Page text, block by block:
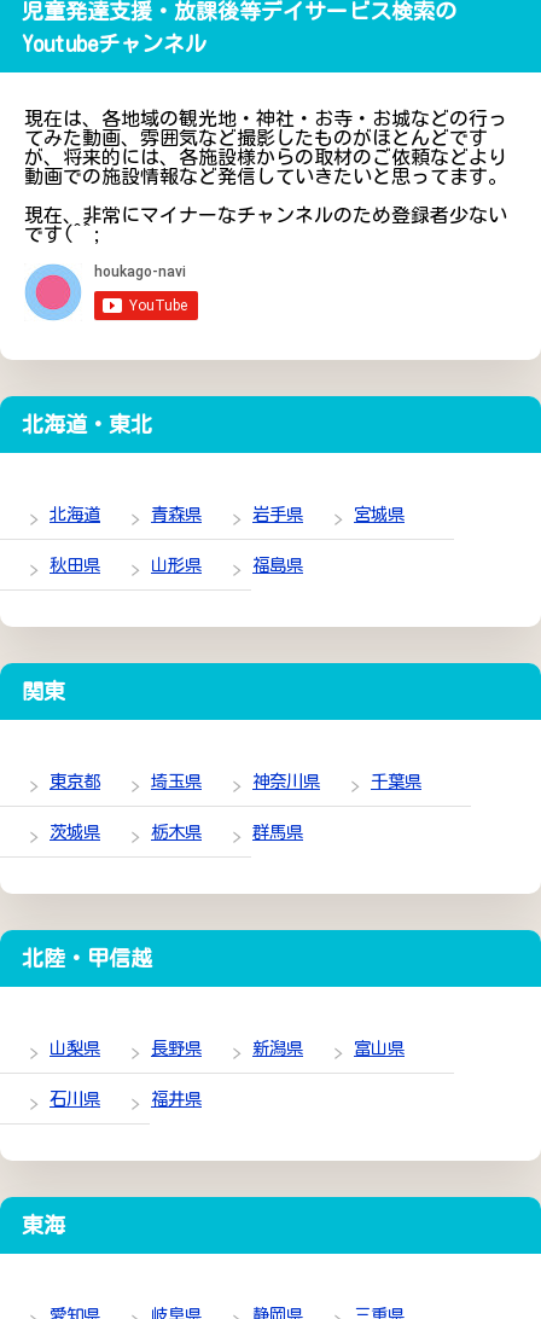
児童発達支援・放課後等デイサービス検索の
Youtubeチャンネル
現在は、各地域の観光地・神社・お寺・お城などの行っ
てみた動画、雰囲気など撮影したものがほとんどです
が、将来的には、各施設様からの取材のご依頼などより
動画での施設情報など発信していきたいと思ってます。
現在、非常にマイナーなチャンネルのため登録者少ない
です(^^;
北海道・東北
北海道 青森県 岩手県 宮城県
秋田県 山形県 福島県
関東
東京都 埼玉県 神奈川県 千葉県
茨城県 栃木県 群馬県
北陸・甲信越
山梨県 長野県 新潟県 富山県
石川県 福井県
東海
愛知県 岐阜県 静岡県 三重県